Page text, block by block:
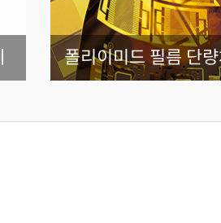
폴리이미드 필름 단량